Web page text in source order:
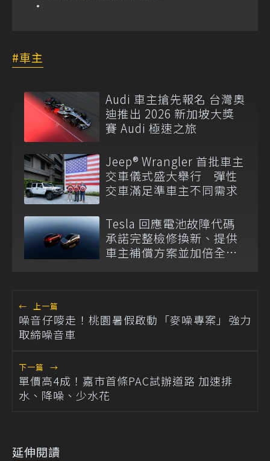
車主
Audi 車主搶先報名 台灣奧
迪推出 2026 新加坡大獎
賽 Audi 極速之旅
Jeep® Wrangler 首批車主
交車儀式盛大舉行 彈性
交車滿足準車主不同需求
Tesla 回應電池故障代碼
承諾完整檢修換新、提供
車主補償方案並加倍全台
← 上一篇
噪音仔嘜走！桃園暑假啟動「麥噪專案」強力
取締噪音車
下一篇 →
單價高4成！嘉市首條PAC試辦道路 加速排
水、降噪、少水花
延伸閱讀